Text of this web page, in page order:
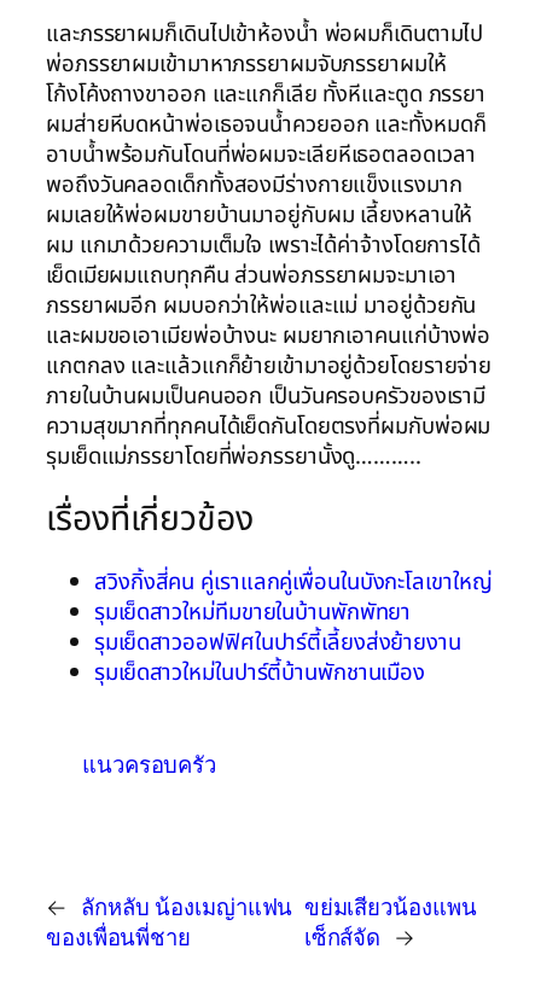
และภรรยาผมก็เดินไปเข้าห้องน้ำ พ่อผมก็เดินตามไป
พ่อภรรยาผมเข้ามาหาภรรยาผมจับภรรยาผมให้
โก้งโค้งถางขาออก และแกก็เลีย ทั้งหีและตูด ภรรยา
ผมส่ายหีบดหน้าพ่อเธอจนน้ำควยออก และทั้งหมดก็
อาบน้ำพร้อมกันโดนที่พ่อผมจะเลียหีเธอตลอดเวลา
พอถึงวันคลอดเด็กทั้งสองมีร่างกายแข็งแรงมาก
ผมเลยให้พ่อผมขายบ้านมาอยู่กับผม เลี้ยงหลานให้
ผม แกมาด้วยความเต็มใจ เพราะได้ค่าจ้างโดยการได้
เย็ดเมียผมแถบทุกคืน ส่วนพ่อภรรยาผมจะมาเอา
ภรรยาผมอีก ผมบอกว่าให้พ่อและแม่ มาอยู่ด้วยกัน
และผมขอเอาเมียพ่อบ้างนะ ผมยากเอาคนแก่บ้างพ่อ
แกตกลง และแล้วแกก็ย้ายเข้ามาอยู่ด้วยโดยรายจ่าย
ภายในบ้านผมเป็นคนออก เป็นวันครอบครัวของเรามี
ความสุขมากที่ทุกคนได้เย็ดกันโดยตรงที่ผมกับพ่อผม
รุมเย็ดแม่ภรรยาโดยที่พ่อภรรยานั้งดู………..
เรื่องที่เกี่ยวข้อง
สวิงกิ้งสี่คน คู่เราแลกคู่เพื่อนในบังกะโลเขาใหญ่
รุมเย็ดสาวใหม่ทีมขายในบ้านพักพัทยา
รุมเย็ดสาวออฟฟิศในปาร์ตี้เลี้ยงส่งย้ายงาน
รุมเย็ดสาวใหม่ในปาร์ตี้บ้านพักชานเมือง
แนวครอบครัว
← ลักหลับ น้องเมญ่าแฟน
ของเพื่อนพี่ชาย
ขย่มเสียวน้องแพน
เซ็กส์จัด →